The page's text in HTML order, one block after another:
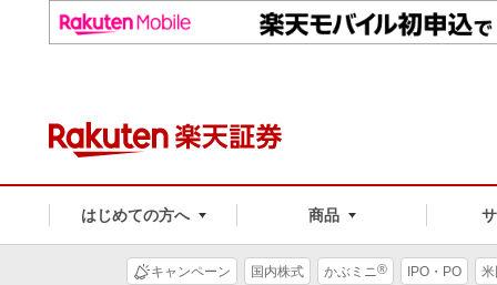
はじめての方へ 商品
キャンペーン 国内株式 かぶミニ® IPO・PO